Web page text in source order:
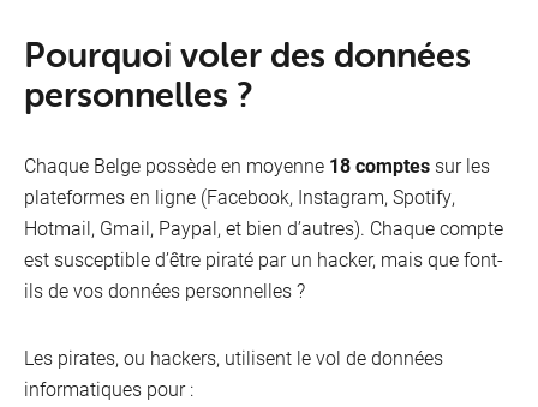
Pourquoi voler des données
personnelles ?
Chaque Belge possède en moyenne 18 comptes sur les
plateformes en ligne (Facebook, Instagram, Spotify,
Hotmail, Gmail, Paypal, et bien d’autres). Chaque compte
est susceptible d’être piraté par un hacker, mais que font-
ils de vos données personnelles ?
Les pirates, ou hackers, utilisent le vol de données
informatiques pour :